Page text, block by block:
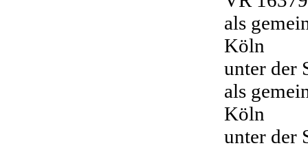
als
Köln
unter der
als
Köln
unter der